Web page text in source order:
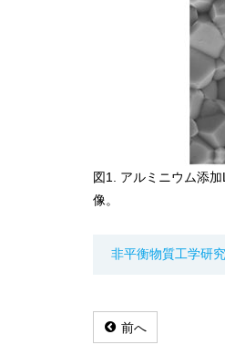
図1. アルミニウム添
像。
非平衡物質工学研
前へ